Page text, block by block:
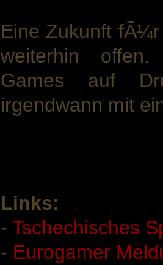
Eine Zukunft
weiterhin
Games auf
irgendwann mit
Links:
- Tschechisches
- Eurogamer